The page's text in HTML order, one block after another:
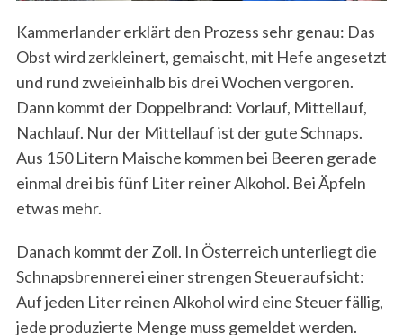
Kammerlander erklärt den Prozess sehr genau: Das
Obst wird zerkleinert, gemaischt, mit Hefe angesetzt
und rund zweieinhalb bis drei Wochen vergoren.
Dann kommt der Doppelbrand: Vorlauf, Mittellauf,
Nachlauf. Nur der Mittellauf ist der gute Schnaps.
Aus 150 Litern Maische kommen bei Beeren gerade
einmal drei bis fünf Liter reiner Alkohol. Bei Äpfeln
etwas mehr.
Danach kommt der Zoll. In Österreich unterliegt die
Schnapsbrennerei einer strengen Steueraufsicht:
Auf jeden Liter reinen Alkohol wird eine Steuer fällig,
jede produzierte Menge muss gemeldet werden.